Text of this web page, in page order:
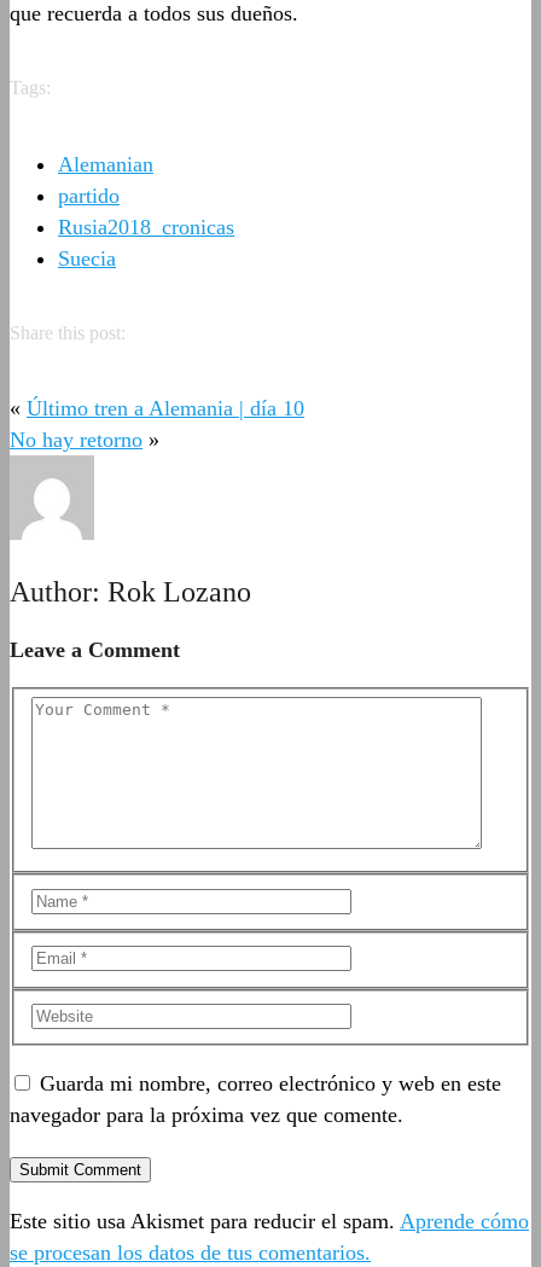
que recuerda a todos sus dueños.
Tags:
Alemanian
partido
Rusia2018_cronicas
Suecia
Share this post:
« Último tren a Alemania | día 10
No hay retorno »
Author: Rok Lozano
Leave a Comment
Guarda mi nombre, correo electrónico y web en este
navegador para la próxima vez que comente.
Este sitio usa Akismet para reducir el spam. Aprende cómo
se procesan los datos de tus comentarios.